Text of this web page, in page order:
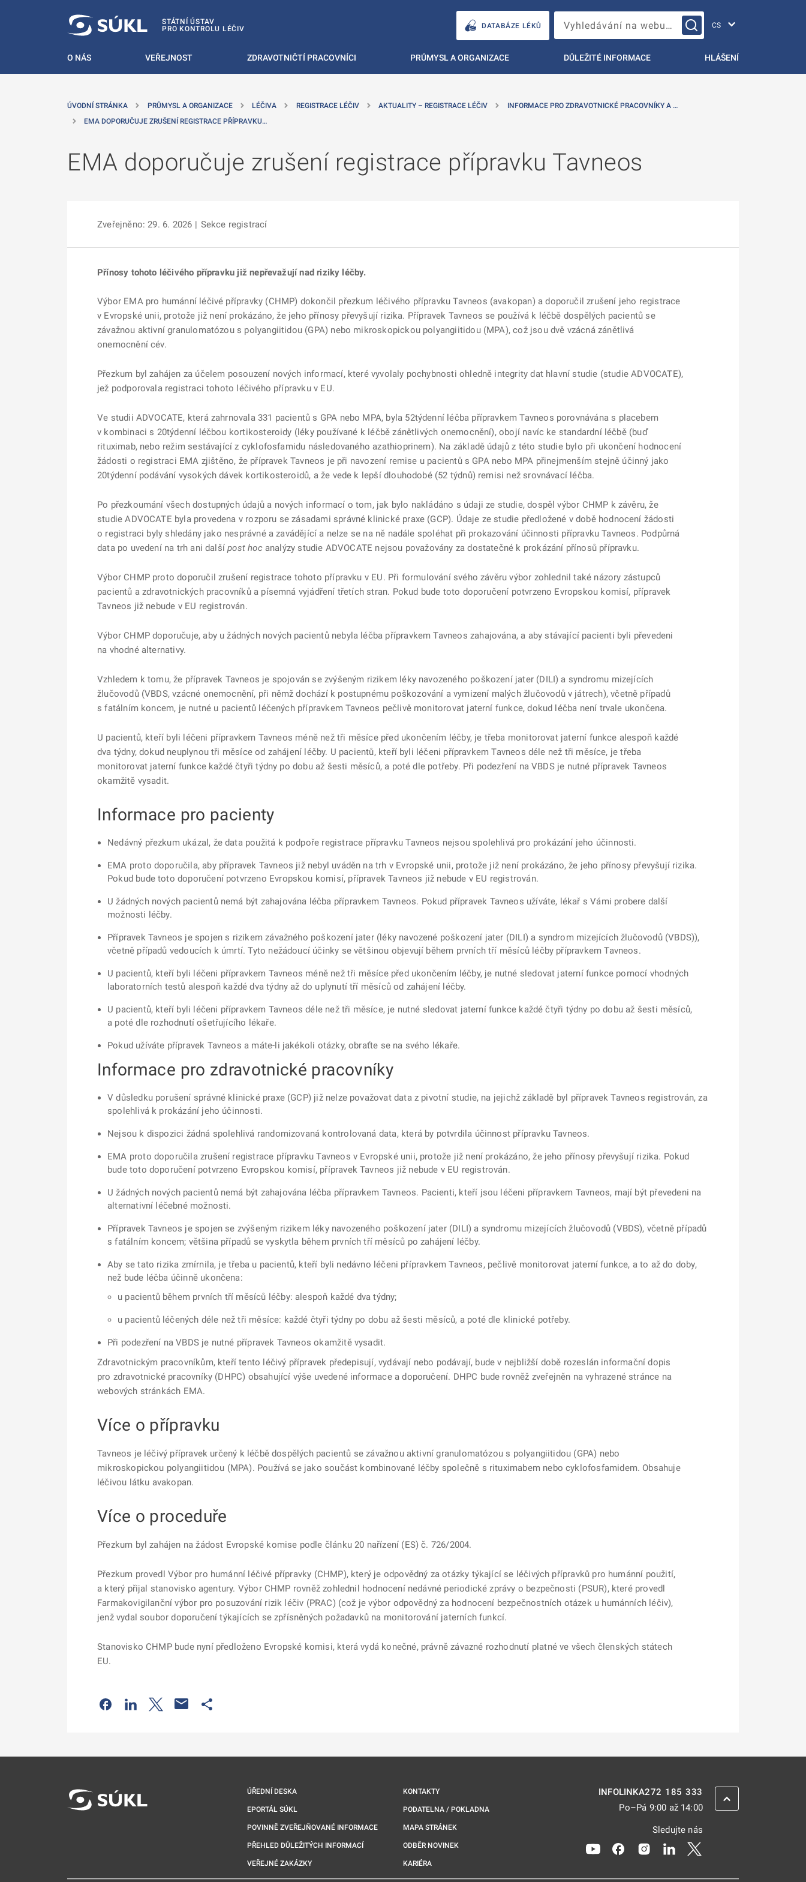
STÁTNÍ ÚSTAV
PRO KONTROLU LÉČIV
DATABÁZE LÉKŮ Vyhledávání na webu…
O NÁS VEŘEJNOST ZDRAVOTNIČTÍ PRACOVNÍCI PRŮMYSL A ORGANIZACE DŮLEŽITÉ INFORMACE HLÁŠENÍ
ÚVODNÍ STRÁNKA PRŮMYSL A ORGANIZACE LÉČIVA REGISTRACE LÉČIV AKTUALITY – REGISTRACE LÉČIV
INFORMACE PRO ZDRAVOTNICKÉ PRACOVNÍKY A …
EMA DOPORUČUJE ZRUŠENÍ REGISTRACE PŘÍPRAVKU…
EMA doporučuje zrušení registrace přípravku Tavneos
Zveřejněno: 29. 6. 2026 | Sekce registrací
Přínosy tohoto léčivého přípravku již nepřevažují nad riziky léčby.
Výbor EMA pro humánní léčivé přípravky (CHMP) dokončil přezkum léčivého přípravku Tavneos (avakopan) a doporučil zrušení jeho registrace
v Evropské unii, protože již není prokázáno, že jeho přínosy převyšují rizika. Přípravek Tavneos se používá k léčbě dospělých pacientů se
závažnou aktivní granulomatózou s polyangiitidou (GPA) nebo mikroskopickou polyangiitidou (MPA), což jsou dvě vzácná zánětlivá
onemocnění cév.
Přezkum byl zahájen za účelem posouzení nových informací, které vyvolaly pochybnosti ohledně integrity dat hlavní studie (studie ADVOCATE),
jež podporovala registraci tohoto léčivého přípravku v EU.
Ve studii ADVOCATE, která zahrnovala 331 pacientů s GPA nebo MPA, byla 52týdenní léčba přípravkem Tavneos porovnávána s placebem
v kombinaci s 20týdenní léčbou kortikosteroidy (léky používané k léčbě zánětlivých onemocnění), obojí navíc ke standardní léčbě (buď
rituximab, nebo režim sestávající z cyklofosfamidu následovaného azathioprinem). Na základě údajů z této studie bylo při ukončení hodnocení
žádosti o registraci EMA zjištěno, že přípravek Tavneos je při navození remise u pacientů s GPA nebo MPA přinejmenším stejně účinný jako
20týdenní podávání vysokých dávek kortikosteroidů, a že vede k lepší dlouhodobé (52 týdnů) remisi než srovnávací léčba.
Po přezkoumání všech dostupných údajů a nových informací o tom, jak bylo nakládáno s údaji ze studie, dospěl výbor CHMP k závěru, že
studie ADVOCATE byla provedena v rozporu se zásadami správné klinické praxe (GCP). Údaje ze studie předložené v době hodnocení žádosti
o registraci byly shledány jako nesprávné a zavádějící a nelze se na ně nadále spoléhat při prokazování účinnosti přípravku Tavneos. Podpůrná
data po uvedení na trh ani dalšípost hocanalýzy studie ADVOCATE nejsou považovány za dostatečné k prokázání přínosů přípravku.
Výbor CHMP proto doporučil zrušení registrace tohoto přípravku v EU. Při formulování svého závěru výbor zohlednil také názory zástupců
pacientů a zdravotnických pracovníků a písemná vyjádření třetích stran. Pokud bude toto doporučení potvrzeno Evropskou komisí, přípravek
Tavneos již nebude v EU registrován.
Výbor CHMP doporučuje, aby u žádných nových pacientů nebyla léčba přípravkem Tavneos zahajována, a aby stávající pacienti byli převedeni
na vhodné alternativy.
Vzhledem k tomu, že přípravek Tavneos je spojován se zvýšeným rizikem léky navozeného poškození jater (DILI) a syndromu mizejících
žlučovodů (VBDS, vzácné onemocnění, při němž dochází k postupnému poškozování a vymizení malých žlučovodů v játrech), včetně případů
s fatálním koncem, je nutné u pacientů léčených přípravkem Tavneos pečlivě monitorovat jaterní funkce, dokud léčba není trvale ukončena.
U pacientů, kteří byli léčeni přípravkem Tavneos méně než tři měsíce před ukončením léčby, je třeba monitorovat jaterní funkce alespoň každé
dva týdny, dokud neuplynou tři měsíce od zahájení léčby. U pacientů, kteří byli léčeni přípravkem Tavneos déle než tři měsíce, je třeba
monitorovat jaterní funkce každé čtyři týdny po dobu až šesti měsíců, a poté dle potřeby. Při podezření na VBDS je nutné přípravek Tavneos
okamžitě vysadit.
Informace pro pacienty
Nedávný přezkum ukázal, že data použitá k podpoře registrace přípravku Tavneos nejsou spolehlivá pro prokázání jeho účinnosti.
EMA proto doporučila, aby přípravek Tavneos již nebyl uváděn na trh v Evropské unii, protože již není prokázáno, že jeho přínosy převyšují rizika.
Pokud bude toto doporučení potvrzeno Evropskou komisí, přípravek Tavneos již nebude v EU registrován.
U žádných nových pacientů nemá být zahajována léčba přípravkem Tavneos. Pokud přípravek Tavneos užíváte, lékař s Vámi probere další
možnosti léčby.
Přípravek Tavneos je spojen s rizikem závažného poškození jater (léky navozené poškození jater (DILI) a syndrom mizejících žlučovodů (VBDS)),
včetně případů vedoucích k úmrtí. Tyto nežádoucí účinky se většinou objevují během prvních tří měsíců léčby přípravkem Tavneos.
U pacientů, kteří byli léčeni přípravkem Tavneos méně než tři měsíce před ukončením léčby, je nutné sledovat jaterní funkce pomocí vhodných
laboratorních testů alespoň každé dva týdny až do uplynutí tří měsíců od zahájení léčby.
U pacientů, kteří byli léčeni přípravkem Tavneos déle než tři měsíce, je nutné sledovat jaterní funkce každé čtyři týdny po dobu až šesti měsíců,
a poté dle rozhodnutí ošetřujícího lékaře.
Pokud užíváte přípravek Tavneos a máte-li jakékoli otázky, obraťte se na svého lékaře.
Informace pro zdravotnické pracovníky
V důsledku porušení správné klinické praxe (GCP) již nelze považovat data z pivotní studie, na jejichž základě byl přípravek Tavneos registrován, za
spolehlivá k prokázání jeho účinnosti.
Nejsou k dispozici žádná spolehlivá randomizovaná kontrolovaná data, která by potvrdila účinnost přípravku Tavneos.
EMA proto doporučila zrušení registrace přípravku Tavneos v Evropské unii, protože již není prokázáno, že jeho přínosy převyšují rizika. Pokud
bude toto doporučení potvrzeno Evropskou komisí, přípravek Tavneos již nebude v EU registrován.
U žádných nových pacientů nemá být zahajována léčba přípravkem Tavneos. Pacienti, kteří jsou léčeni přípravkem Tavneos, mají být převedeni na
alternativní léčebné možnosti.
Přípravek Tavneos je spojen se zvýšeným rizikem léky navozeného poškození jater (DILI) a syndromu mizejících žlučovodů (VBDS), včetně případů
s fatálním koncem; většina případů se vyskytla během prvních tří měsíců po zahájení léčby.
Aby se tato rizika zmírnila, je třeba u pacientů, kteří byli nedávno léčeni přípravkem Tavneos, pečlivě monitorovat jaterní funkce, a to až do doby,
než bude léčba účinně ukončena:
u pacientů během prvních tří měsíců léčby: alespoň každé dva týdny;
u pacientů léčených déle než tři měsíce: každé čtyři týdny po dobu až šesti měsíců, a poté dle klinické potřeby.
Při podezření na VBDS je nutné přípravek Tavneos okamžitě vysadit.
Zdravotnickým pracovníkům, kteří tento léčivý přípravek předepisují, vydávají nebo podávají, bude v nejbližší době rozeslán informační dopis
pro zdravotnické pracovníky (DHPC) obsahující výše uvedené informace a doporučení. DHPC bude rovněž zveřejněn na vyhrazené stránce na
webových stránkách EMA.
Více o přípravku
Tavneos je léčivý přípravek určený k léčbě dospělých pacientů se závažnou aktivní granulomatózou s polyangiitidou (GPA) nebo
mikroskopickou polyangiitidou (MPA). Používá se jako součást kombinované léčby společně s rituximabem nebo cyklofosfamidem. Obsahuje
léčivou látku avakopan.
Více o proceduře
Přezkum byl zahájen na žádost Evropské komise podle článku 20 nařízení (ES) č. 726/2004.
Přezkum provedl Výbor pro humánní léčivé přípravky (CHMP), který je odpovědný za otázky týkající se léčivých přípravků pro humánní použití,
a který přijal stanovisko agentury. Výbor CHMP rovněž zohlednil hodnocení nedávné periodické zprávy o bezpečnosti (PSUR), které provedl
Farmakovigilanční výbor pro posuzování rizik léčiv (PRAC) (což je výbor odpovědný za hodnocení bezpečnostních otázek u humánních léčiv),
jenž vydal soubor doporučení týkajících se zpřísněných požadavků na monitorování jaterních funkcí.
Stanovisko CHMP bude nyní předloženo Evropské komisi, která vydá konečné, právně závazné rozhodnutí platné ve všech členských státech
EU.
Odkaz se otevře na nové kartě
Odkaz se otevře na nové kartě
Odkaz se otevře na nové kartě
ÚŘEDNÍ DESKA
EPORTÁL SÚKL
POVINNĚ ZVEŘEJŇOVANÉ INFORMACE
PŘEHLED DŮLEŽITÝCH INFORMACÍ
VEŘEJNÉ ZAKÁZKY
KONTAKTY
PODATELNA / POKLADNA
MAPA STRÁNEK
ODBĚR NOVINEK
KARIÉRA
INFOLINKA272 185 333
Po–Pá 9:00 až 14:00
Sledujte nás
Odkaz se otevře na nové kartě
Odkaz se otevře na nové kartě
Odkaz se otevře na nové kartě
Odkaz se otevře na nové
ZPĚT NAHORU